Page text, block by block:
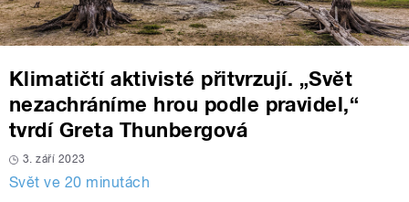
Klimatičtí aktivisté přitvrzují. „Svět
nezachráníme hrou podle pravidel,“
tvrdí Greta Thunbergová
3. září 2023
Svět ve 20 minutách